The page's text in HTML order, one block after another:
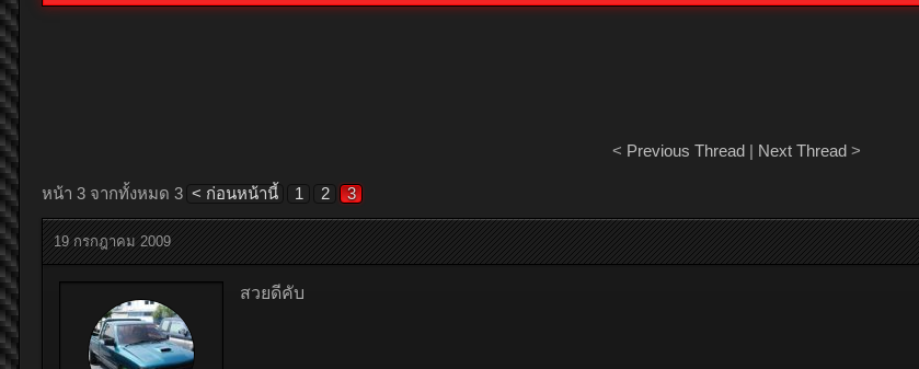
< Previous Thread| Next Thread>
หน้า 3 จากทั้งหมด 3 < ก่อนหน้านี้ 1 2 3
19 กรกฎาคม 2009
สวยดีคับ